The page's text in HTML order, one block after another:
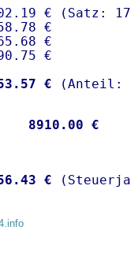
€ (Satz:
€
€
€
€
8910.00 €
€